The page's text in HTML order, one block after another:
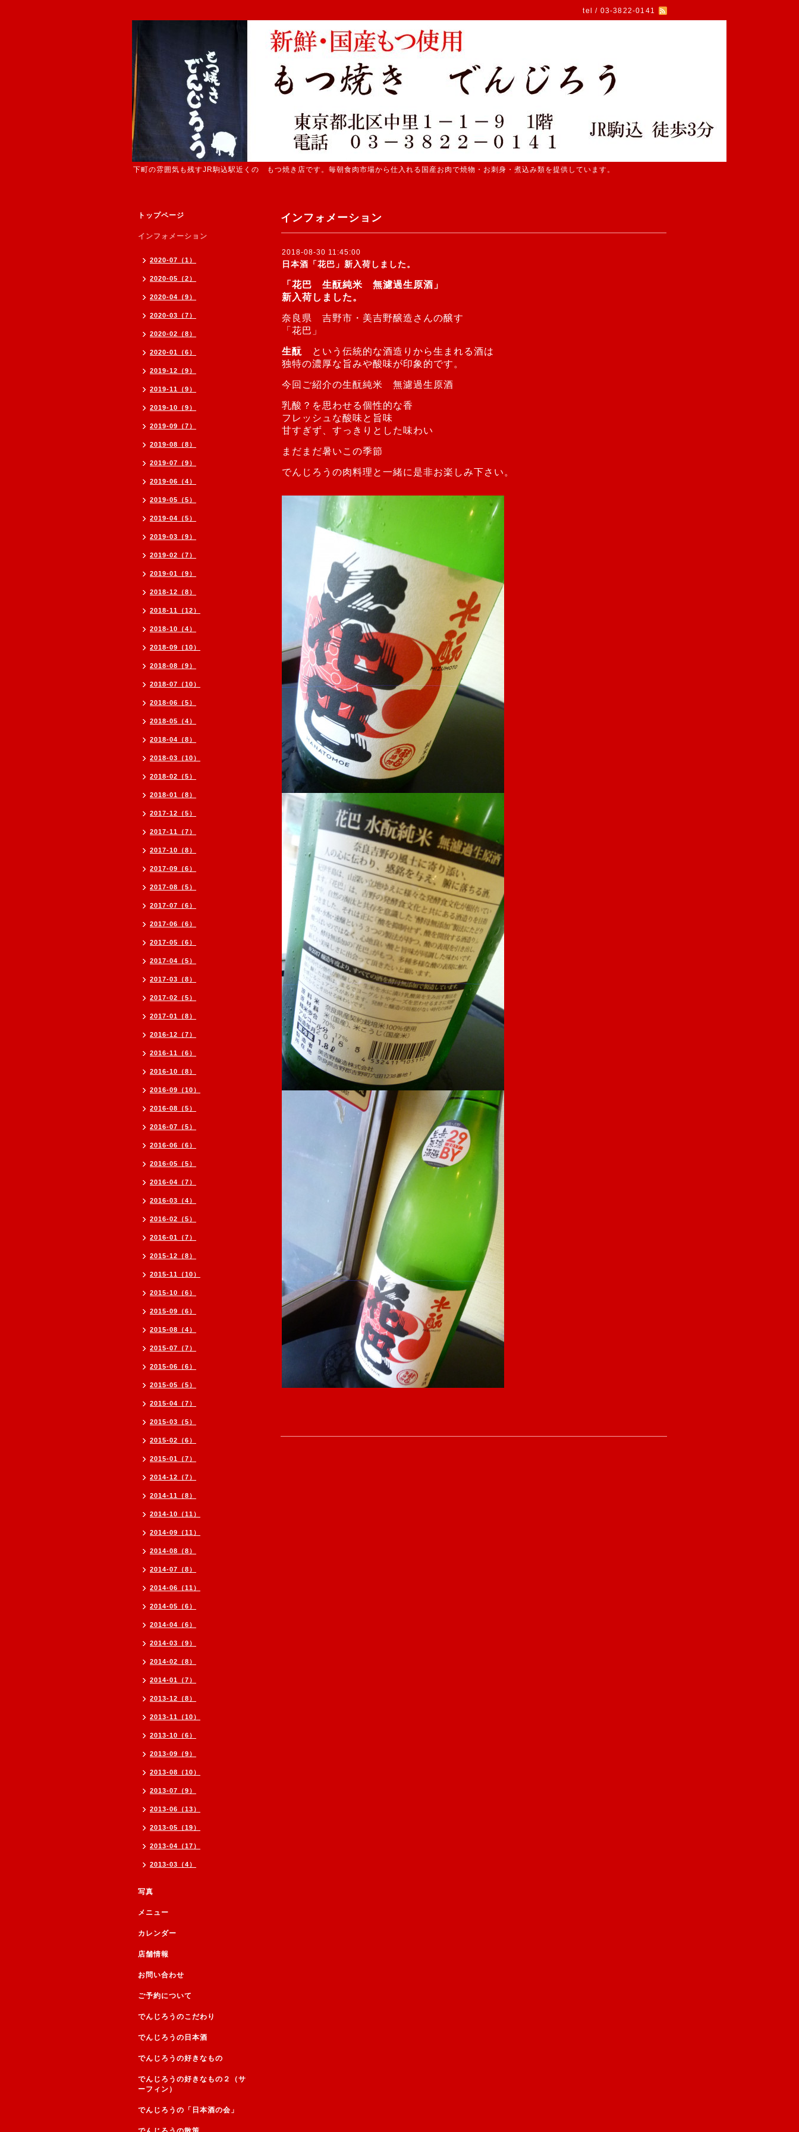
tel / 03-3822-0141
下町の雰囲気も残すJR駒込駅近くの もつ焼き店です。毎朝食肉市場から仕入れる国産お肉で焼物・お刺身・煮込み類を提供しています。
インフォメーション
2018-08-30 11:45:00
日本酒「花巴」新入荷しました。
「花巴 生酛純米 無濾過生原酒」
新入荷しました。
奈良県 吉野市・美吉野醸造さんの醸す
「花巴」
生酛
という伝統的な酒造りから生まれる酒は
独特の濃厚な旨みや酸味が印象的です。
今回ご紹介の生酛純米 無濾過生原酒
乳酸？を思わせる個性的な香
フレッシュな酸味と旨味
甘すぎず、すっきりとした味わい
まだまだ暑いこの季節
でんじろうの肉料理と一緒に是非お楽しみ下さい。
トップページ
インフォメーション
2020-07（1）
2020-05（2）
2020-04（9）
2020-03（7）
2020-02（8）
2020-01（6）
2019-12（9）
2019-11（9）
2019-10（9）
2019-09（7）
2019-08（8）
2019-07（9）
2019-06（4）
2019-05（5）
2019-04（5）
2019-03（9）
2019-02（7）
2019-01（9）
2018-12（8）
2018-11（12）
2018-10（4）
2018-09（10）
2018-08（9）
2018-07（10）
2018-06（5）
2018-05（4）
2018-04（8）
2018-03（10）
2018-02（5）
2018-01（8）
2017-12（5）
2017-11（7）
2017-10（8）
2017-09（6）
2017-08（5）
2017-07（6）
2017-06（6）
2017-05（6）
2017-04（5）
2017-03（8）
2017-02（5）
2017-01（8）
2016-12（7）
2016-11（6）
2016-10（8）
2016-09（10）
2016-08（5）
2016-07（5）
2016-06（6）
2016-05（5）
2016-04（7）
2016-03（4）
2016-02（5）
2016-01（7）
2015-12（8）
2015-11（10）
2015-10（6）
2015-09（6）
2015-08（4）
2015-07（7）
2015-06（6）
2015-05（5）
2015-04（7）
2015-03（5）
2015-02（6）
2015-01（7）
2014-12（7）
2014-11（8）
2014-10（11）
2014-09（11）
2014-08（8）
2014-07（8）
2014-06（11）
2014-05（6）
2014-04（6）
2014-03（9）
2014-02（8）
2014-01（7）
2013-12（8）
2013-11（10）
2013-10（6）
2013-09（9）
2013-08（10）
2013-07（9）
2013-06（13）
2013-05（19）
2013-04（17）
2013-03（4）
写真
メニュー
カレンダー
店舗情報
お問い合わせ
ご予約について
でんじろうのこだわり
でんじろうの日本酒
でんじろうの好きなもの
でんじろうの好きなもの２（サ
ーフィン）
でんじろうの「日本酒の会」